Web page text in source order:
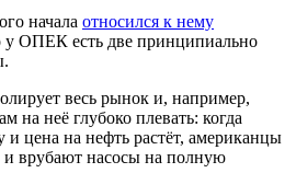
начала относился к нему
у ОПЕК есть две принципиально
весь рынок и, например,
на неё глубоко плевать: когда
цена на нефть растёт, американцы
и врубают насосы на полную